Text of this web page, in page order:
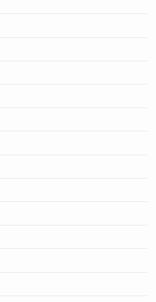
プロフィール
碧（たなかあお）
９８年９月１０日（２５歳）２
４年４月現在
０cm
㎏
ツ・フォルテゥナ・デュッセル
フ（２０２２年‐）
CMF）
感覚があるの。
用(https://ray-web.jp/50473)
結婚してる？田中碧との関
イプまとめ！』
書きました。
は